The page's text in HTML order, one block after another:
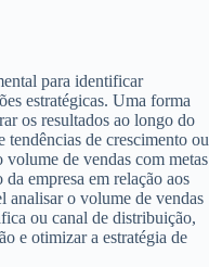
para identificar
estratégicas. Uma forma
os resultados ao longo do
tendências de crescimento ou
de vendas com metas
empresa em relação aos
analisar o volume de vendas
ou canal de distribuição,
e otimizar a estratégia de